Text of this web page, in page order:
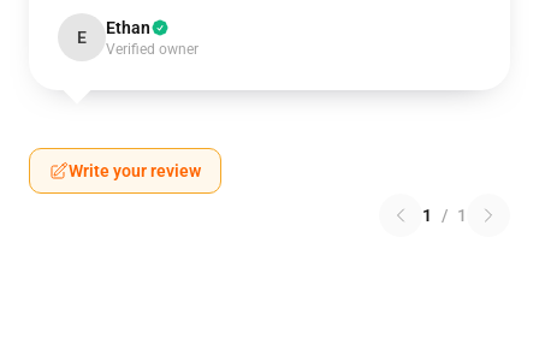
E Ethan
Verified owner
Write your review
1 / 1